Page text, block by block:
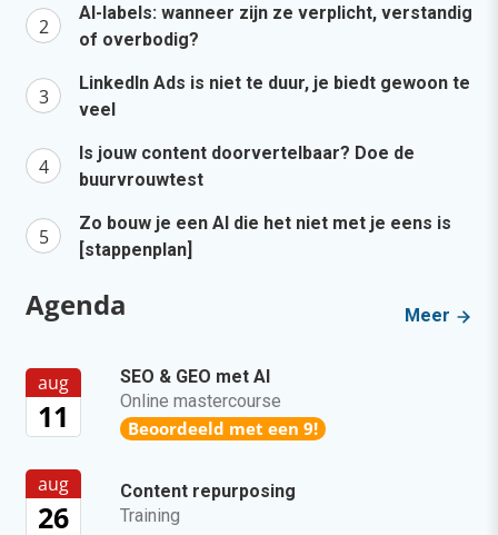
AI-labels: wanneer zijn ze verplicht, verstandig
of overbodig?
LinkedIn Ads is niet te duur, je biedt gewoon te
veel
Is jouw content doorvertelbaar? Doe de
buurvrouwtest
Zo bouw je een AI die het niet met je eens is
[stappenplan]
Agenda Meer
aug
11
SEO & GEO met AI
Online mastercourse
Beoordeeld met een 9!
aug
26
Content repurposing
Training